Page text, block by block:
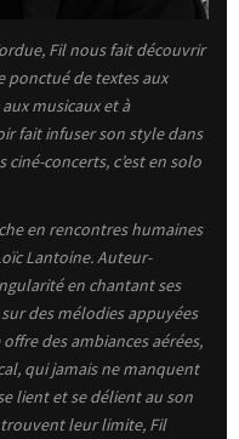
Fil nous fait découvrir
ponctué de textes aux
musicaux et à
fait infuser son style dans
concerts, c’est en solo
en rencontres humaines
Lantoine. Auteur-
en chantant ses
des mélodies appuyées
des ambiances aérées,
qui jamais ne manquent
lient et se délient au son
trouvent leur limite, Fil